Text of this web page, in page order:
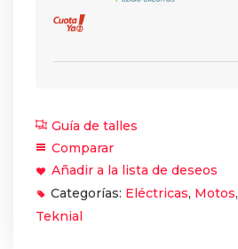
Guía de talles
Comparar
Añadir a la lista de deseos
Categorías: Eléctricas, Motos,
Teknial